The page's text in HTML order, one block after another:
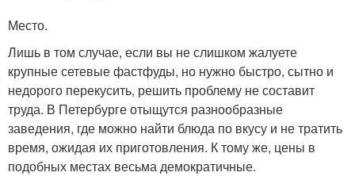
Место.
Лишь в том случае, если вы не слишком жалуете
крупные сетевые фастфуды, но нужно быстро, сытно и
недорого перекусить, решить проблему не составит
труда. В Петербурге отыщутся разнообразные
заведения, где можно найти блюда по вкусу и не тратить
время, ожидая их приготовления. К тому же, цены в
подобных местах весьма демократичные.